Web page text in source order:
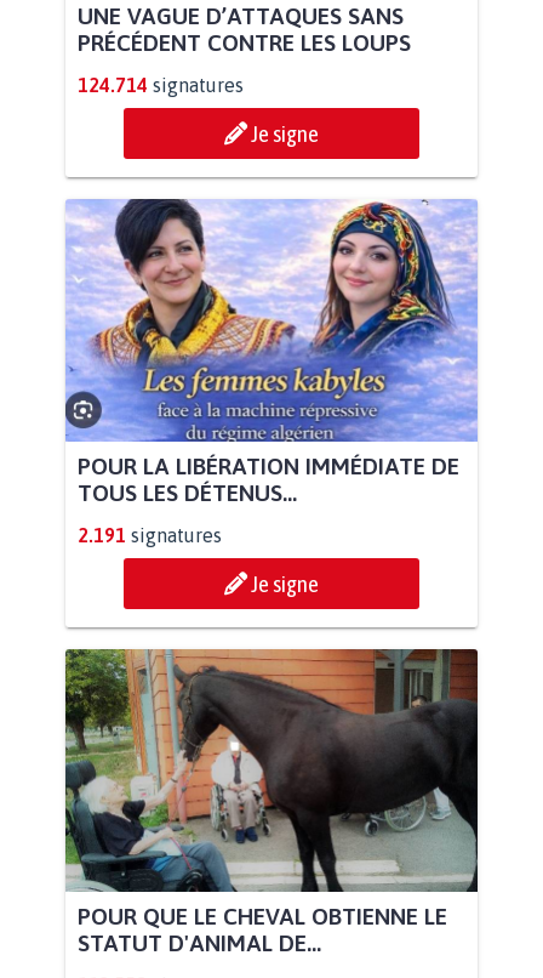
UNE VAGUE D’ATTAQUES SANS
PRÉCÉDENT CONTRE LES LOUPS
124.714 signatures
Je signe
POUR LA LIBÉRATION IMMÉDIATE DE
TOUS LES DÉTENUS...
2.191 signatures
Je signe
POUR QUE LE CHEVAL OBTIENNE LE
STATUT D'ANIMAL DE...